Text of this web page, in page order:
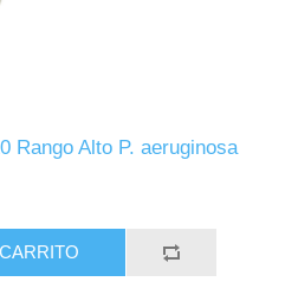
Rango Alto P. aeruginosa